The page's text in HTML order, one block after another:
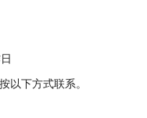
以下方式联系。